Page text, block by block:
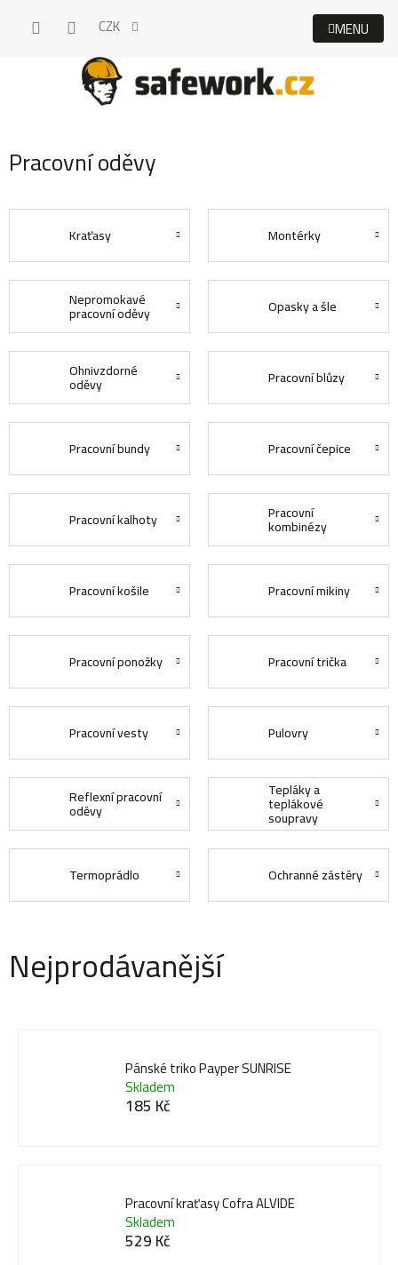
CZK
Pracovní oděvy
Kraťasy Montérky
Nepromokavé
pracovní oděvy Opasky a šle
Ohnivzdorné
oděvy Pracovní blůzy
Pracovní bundy Pracovní čepice
Pracovní kalhoty Pracovní
kombinézy
Pracovní košile Pracovní mikiny
Pracovní ponožky Pracovní trička
Pracovní vesty Pulovry
Reflexní pracovní
oděvy
Tepláky a
teplákové
soupravy
Termoprádlo Ochranné zástěry
Nejprodávanější
Pánské triko Payper SUNRISE
Skladem
185 Kč
Pracovní kraťasy Cofra ALVIDE
Skladem
529 Kč